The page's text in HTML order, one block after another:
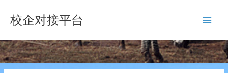
容
校企对接平台